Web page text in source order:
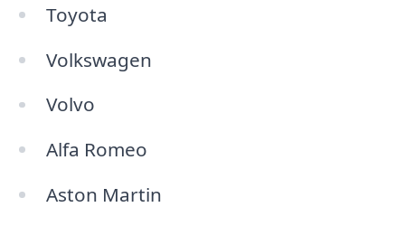
Toyota
Volkswagen
Volvo
Alfa Romeo
Aston Martin